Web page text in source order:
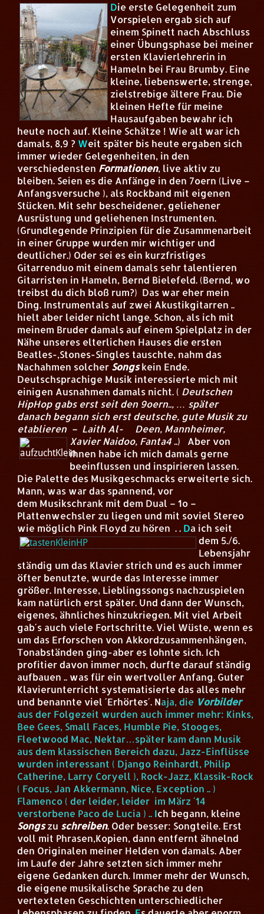
Die erste Gelegenheit zum
Vorspielen ergab sich auf
einem Spinett nach Abschluss
einer Übungsphase bei meiner
ersten Klavierlehrerin in
Hameln bei Frau Brumby. Eine
kleine, liebenswerte, strenge,
zielstrebige ältere Frau. Die
kleinen Hefte für meine
Hausaufgaben bewahr ich
heute noch auf. Kleine Schätze ! Wie alt war ich
damals, 8,9 ? Weit später bis heute ergaben sich
immer wieder Gelegenheiten, in den
verschiedensten Formationen, live aktiv zu
bleiben. Seien es die Anfänge in den 7oern (Live –
Anfangsversuche ), als Rockband mit eigenen
Stücken. Mit sehr bescheidener, geliehener
Ausrüstung und geliehenen Instrumenten.
(Grundlegende Prinzipien für die Zusammenarbeit
in einer Gruppe wurden mir wichtiger und
deutlicher.) Oder sei es ein kurzfristiges
Gitarrenduo mit einem damals sehr talentieren
Gitarristen in Hameln, Bernd Bielefeld. (Bernd, wo
treibst du dich bloß rum?) Das war eher mein
Ding. Instrumentals auf zwei Akustikgitarren ..
hielt aber leider nicht lange. Schon, als ich mit
meinem Bruder damals auf einem Spielplatz in der
Nähe unseres elterlichen Hauses die ersten
Beatles-,Stones-Singles tauschte, nahm das
Nachahmen solcher Songskein Ende.
Deutschsprachige Musik interessierte mich mit
einigen Ausnahmen damals nicht. ( Deutschen
HipHop gabs erst seit den 9oern.., … später
danach begann sich erst deutsche, gute Musik zu
etablieren – Laith Al- Deen, Mannheimer,
Xavier Naidoo, Fanta4 ..)
Aber von
ihnen habe ich mich damals gerne
beeinflussen und inspirieren lassen.
Die Palette des Musikgeschmacks erweiterte sich.
Mann, was war das spannend, vor
dem Musikschrank mit dem Dual – 1o –
Plattenwechsler zu liegen und mit soviel Stereo
wie möglich Pink Floyd zu hören . . Da ich seit
dem 5./6.
Lebensjahr
ständig um das Klavier strich und es auch immer
öfter benutzte, wurde das Interesse immer
größer. Interesse, Lieblingssongs nachzuspielen
kam natürlich erst später. Und dann der Wunsch,
eigenes, ähnliches hinzukriegen. Mit viel Arbeit
gab´s auch viele Fortschritte. Viel Wüste, wenn es
um das Erforschen von Akkordzusammenhängen,
Tonabständen ging-aber es lohnte sich. Ich
profitier davon immer noch, durfte darauf ständig
aufbauen .. was für ein wertvoller Anfang. Guter
Klavierunterricht systematisierte das alles mehr
und benannte viel ´Erhörtes´. Naja, die Vorbilder
aus der Folgezeit wurden auch immer mehr: Kinks,
Bee Gees, Small Faces, Humble Pie, Stooges,
Fleetwood Mac, Nektar…später kam dann Musik
aus dem klassischen Bereich dazu, Jazz-Einflüsse
wurden interessant ( Django Reinhardt, Philip
Catherine, Larry Coryell ), Rock-Jazz, Klassik-Rock
( Focus, Jan Akkermann, Nice, Exception .. )
Flamenco ( der leider, leider im März ´14
verstorbene Paco de Lucia ) .. Ich begann, kleine
Songszu schreiben. Oder besser: Songteile. Erst
voll mit Phrasen,Kopien, dann entfernt ähnelnd
den Originalen meiner Helden von damals. Aber
im Laufe der Jahre setzten sich immer mehr
eigene Gedanken durch. Immer mehr der Wunsch,
die eigene musikalische Sprache zu den
vertexteten Geschichten unterschiedlicher